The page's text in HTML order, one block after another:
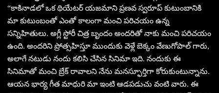
“కాకినాడలో ఒక థియేటర్ యజమాని ప్రణవ స్వరూప్ కుటుంబానికి
మా కుటుంబంతో ఎంతో కాలంగా మంచి పరిచయం ఉన్న
సన్నిహితులు. అగ్లీ స్టోరీ చిత్ర బృందం అందరితో నాకు మంచి పరిచయం
ఉంది. అందరిని ప్రోత్సహిస్తూ ముందుకు వెళ్లే బెక్కం వేణుగోపాల్ గారు,
అలాగే నటుడు నందు కలిసి చేసిన సినిమా ఇది. నందుకు ఈ
సినిమాతో మంచి బ్రేక్ రావాలని నేను మనస్ఫూర్తిగా కోరుకుంటున్నాను.
ఆయన భార్య గీత మాధురి మా ఇంటి ఆడపడుచు వంటి వారు. ఈ